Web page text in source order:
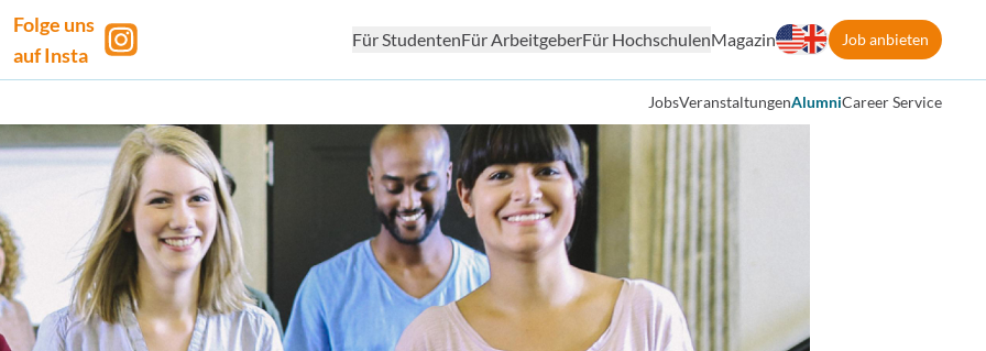
Folge uns
auf Insta
Für StudentenFür ArbeitgeberFür HochschulenMagazin Job anbieten
JobsVeranstaltungenAlumniCareer Service